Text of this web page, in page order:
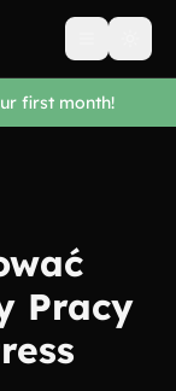
Open
first month!
Pracy